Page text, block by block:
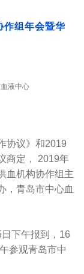
作组年会暨华
液中心
议》和2019
商定， 2019年
血机构协作组主
，青岛市中心血
下午报到，16
参观青岛市中